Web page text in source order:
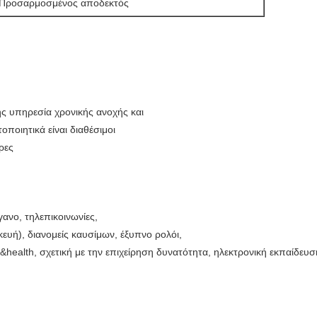
αποδεκτός
υπηρεσία χρονικής ανοχής και
είναι διαθέσιμοι
τηλεπικοινωνίες,
διανομείς καυσίμων, έξυπνο ρολόι,
σχετική με την επιχείρηση δυνατότητα, ηλεκτρονική